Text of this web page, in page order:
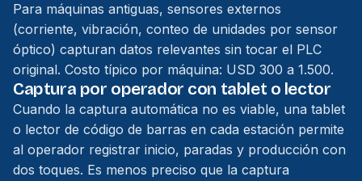
Para máquinas antiguas, sensores externos
(corriente, vibración, conteo de unidades por sensor
óptico) capturan datos relevantes sin tocar el PLC
original. Costo típico por máquina: USD 300 a 1.500.
Captura por operador con tablet o lector
Cuando la captura automática no es viable, una tablet
o lector de código de barras en cada estación permite
al operador registrar inicio, paradas y producción con
dos toques. Es menos preciso que la captura